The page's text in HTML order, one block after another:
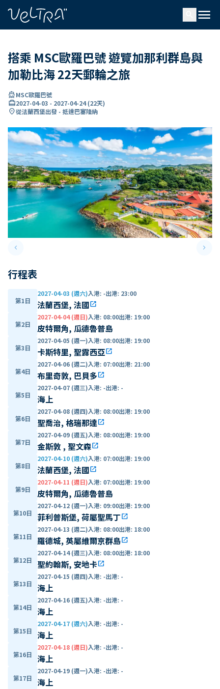
menu
搭乘 MSC歐羅巴號 遊覽加那利群島與
加勒比海 22天郵輪之旅
directions_boatMSC歐羅巴號
card_travel2027-04-03 - 2027-04-24(22天)
location_on從法蘭西堡出發 - 抵達巴塞隆納
keyboard_arrow_leftPrevious slide keyboard_arrow_right
行程表
第1日
2027-04-03 (週六)入港: -出港: 23:00
法蘭西堡, 法國open_in_new
第2日
2027-04-04 (週日)入港: 08:00出港: 19:00
皮特爾角, 瓜德魯普島
第3日
2027-04-05 (週一)入港: 08:00出港: 19:00
卡斯特里, 聖露西亞open_in_new
第4日
2027-04-06 (週二)入港: 07:00出港: 21:00
布里奇敦, 巴貝多open_in_new
第5日
2027-04-07 (週三)入港: -出港: -
海上
第6日
2027-04-08 (週四)入港: 08:00出港: 19:00
聖喬治, 格瑞那達open_in_new
第7日
2027-04-09 (週五)入港: 08:00出港: 19:00
金斯敦 , 聖文森open_in_new
第8日
2027-04-10 (週六)入港: 07:00出港: 19:00
法蘭西堡, 法國open_in_new
第9日
2027-04-11 (週日)入港: 07:00出港: 19:00
皮特爾角, 瓜德魯普島
第10日
2027-04-12 (週一)入港: 09:00出港: 19:00
菲利普斯堡, 荷屬聖馬丁open_in_new
第11日
2027-04-13 (週二)入港: 08:00出港: 18:00
羅德城, 英屬維爾京群島open_in_new
第12日
2027-04-14 (週三)入港: 08:00出港: 18:00
聖約翰斯, 安地卡open_in_new
第13日
2027-04-15 (週四)入港: -出港: -
海上
第14日
2027-04-16 (週五)入港: -出港: -
海上
第15日
2027-04-17 (週六)入港: -出港: -
海上
第16日
2027-04-18 (週日)入港: -出港: -
海上
第17日
2027-04-19 (週一)入港: -出港: -
海上